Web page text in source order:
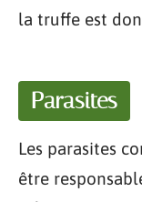
la truffe est
Parasites
Les parasites
être